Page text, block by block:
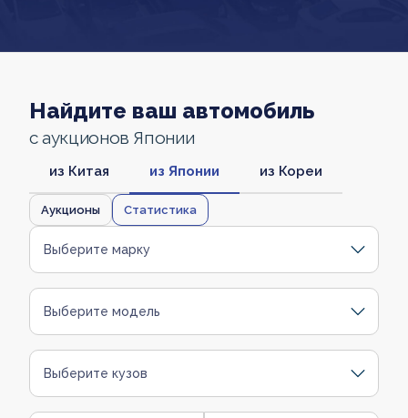
Найдите ваш автомобиль
с аукционов Японии
из Китая из Японии из Кореи
Аукционы Статистика
Выберите марку
Выберите модель
Выберите кузов